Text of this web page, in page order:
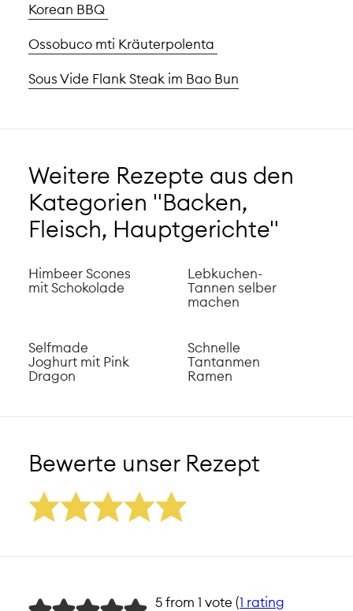
Korean BBQ
Ossobuco mti Kräuterpolenta
Sous Vide Flank Steak im Bao Bun
Weitere Rezepte aus den
Kategorien "Backen,
Fleisch, Hauptgerichte"
Himbeer Scones
mit Schokolade
Lebkuchen-
Tannen selber
machen
Selfmade
Joghurt mit Pink
Dragon
Schnelle
Tantanmen
Ramen
Bewerte unser Rezept
5 from 1 vote (1 rating